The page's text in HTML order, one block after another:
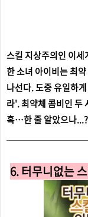
스킬 지상주의인 이
한 소녀 아이비는 최
나선다. 도중 유일하
라'. 최약체 콤비인 두
혹…한 줄 알았으나...?
6. 터무니없는